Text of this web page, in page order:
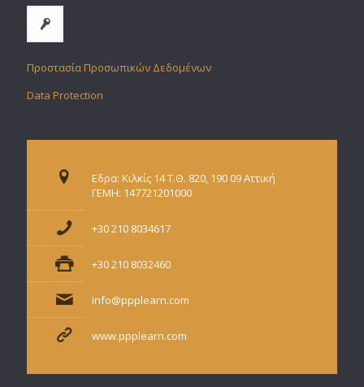
Προστασία Προσωπικών Δεδομένων
Data Protection
Εδρα: Κιλκίς 14 Τ.Θ. 820, 190 09 Αττική
ΓΕΜΗ: 147721201000
+30 210 8034617
+30 210 8032460
info@ppplearn.com
www.ppplearn.com